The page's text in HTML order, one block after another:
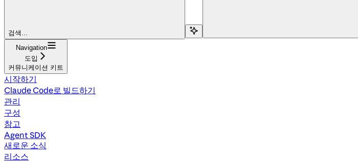
검색...
Navigation
도입
커뮤니케이션 키트
시작하기
Claude Code로 빌드하기
관리
구성
참고
Agent SDK
새로운 소식
리소스